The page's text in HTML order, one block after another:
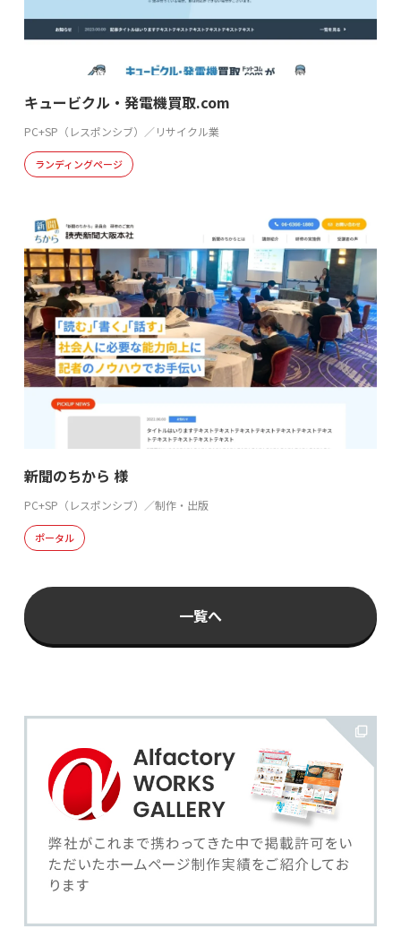
キュービクル・発電機買取.com
PC+SP（レスポンシブ）／リサイクル業
ランディングページ
新聞のちから 様
PC+SP（レスポンシブ）／制作・出版
ポータル
一覧へ